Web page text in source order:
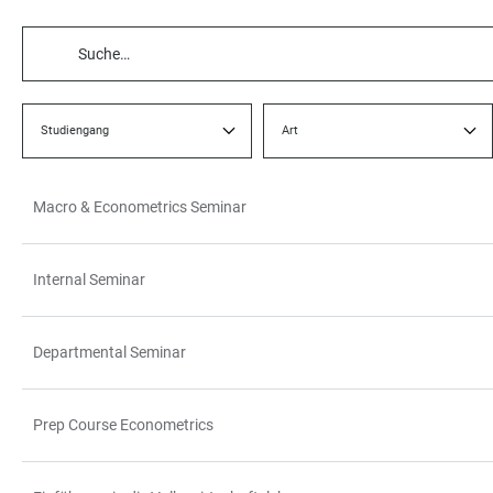
TABELLENFILTER
Studiengang Art
Macro & Econometrics Seminar
Internal Seminar
Departmental Seminar
Prep Course Econometrics